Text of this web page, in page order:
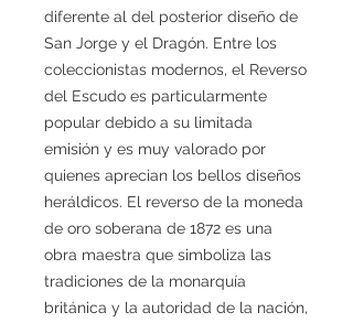
diferente al del posterior diseño de
San Jorge y el Dragón. Entre los
coleccionistas modernos, el Reverso
del Escudo es particularmente
popular debido a su limitada
emisión y es muy valorado por
quienes aprecian los bellos diseños
heráldicos. El reverso de la moneda
de oro soberana de 1872 es una
obra maestra que simboliza las
tradiciones de la monarquía
británica y la autoridad de la nación,